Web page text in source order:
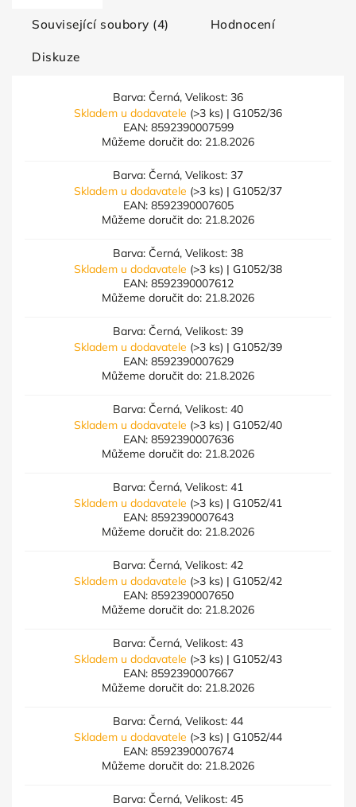
Související soubory (4) Hodnocení
Diskuze
Barva: Černá, Velikost: 36
Skladem u dodavatele (>3 ks) | G1052/36
EAN: 8592390007599
Můžeme doručit do: 21.8.2026
Barva: Černá, Velikost: 37
Skladem u dodavatele (>3 ks) | G1052/37
EAN: 8592390007605
Můžeme doručit do: 21.8.2026
Barva: Černá, Velikost: 38
Skladem u dodavatele (>3 ks) | G1052/38
EAN: 8592390007612
Můžeme doručit do: 21.8.2026
Barva: Černá, Velikost: 39
Skladem u dodavatele (>3 ks) | G1052/39
EAN: 8592390007629
Můžeme doručit do: 21.8.2026
Barva: Černá, Velikost: 40
Skladem u dodavatele (>3 ks) | G1052/40
EAN: 8592390007636
Můžeme doručit do: 21.8.2026
Barva: Černá, Velikost: 41
Skladem u dodavatele (>3 ks) | G1052/41
EAN: 8592390007643
Můžeme doručit do: 21.8.2026
Barva: Černá, Velikost: 42
Skladem u dodavatele (>3 ks) | G1052/42
EAN: 8592390007650
Můžeme doručit do: 21.8.2026
Barva: Černá, Velikost: 43
Skladem u dodavatele (>3 ks) | G1052/43
EAN: 8592390007667
Můžeme doručit do: 21.8.2026
Barva: Černá, Velikost: 44
Skladem u dodavatele (>3 ks) | G1052/44
EAN: 8592390007674
Můžeme doručit do: 21.8.2026
Barva: Černá, Velikost: 45